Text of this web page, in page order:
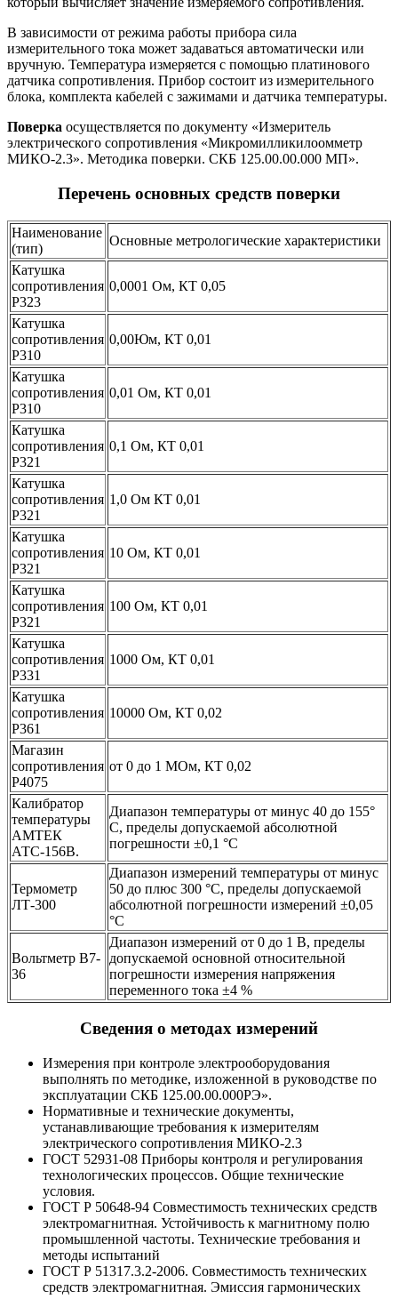
В зависимости от режима работы прибора сила
измерительного тока может задаваться автоматически или
вручную. Температура измеряется с помощью платинового
датчика сопротивления. Прибор состоит из измерительного
блока, комплекта кабелей с зажимами и датчика температуры.
Поверка осуществляется по документу «Измеритель
электрического сопротивления «Микромилликилоомметр
МИКО-2.3». Методика поверки. СКБ 125.00.00.000 МП».
Перечень основных средств поверки
Наименование
(тип)
Основные метрологические характеристики
Катушка
сопротивления
Р323
0,0001 Ом, КТ 0,05
Катушка
сопротивления
Р310
0,00Юм, КТ 0,01
Катушка
сопротивления
Р310
0,01 Ом, КТ 0,01
Катушка
сопротивления
Р321
0,1 Ом, КТ 0,01
Катушка
сопротивления
Р321
1,0 Ом КТ 0,01
Катушка
сопротивления
Р321
10 Ом, КТ 0,01
Катушка
сопротивления
Р321
100 Ом, КТ 0,01
Катушка
сопротивления
Р331
1000 Ом, КТ 0,01
Катушка
сопротивления
Р361
10000 Ом, КТ 0,02
Магазин
сопротивления
Р4075
от 0 до 1 МОм, КТ 0,02
Калибратор
температуры
АМТЕК
АТС-156В.
Диапазон температуры от минус 40 до 155°
С, пределы допускаемой абсолютной
погрешности ±0,1 °С
Термометр
ЛТ-300
Диапазон измерений температуры от минус
50 до плюс 300 °С, пределы допускаемой
абсолютной погрешности измерений ±0,05
°С
Вольтметр В7-
36
Диапазон измерений от 0 до 1 В, пределы
допускаемой основной относительной
погрешности измерения напряжения
переменного тока ±4 %
Сведения о методах измерений
Измерения при контроле электрооборудования
выполнять по методике, изложенной в руководстве по
эксплуатации СКБ 125.00.00.000РЭ».
Нормативные и технические документы,
устанавливающие требования к измерителям
электрического сопротивления МИКО-2.3
ГОСТ 52931-08 Приборы контроля и регулирования
технологических процессов. Общие технические
условия.
ГОСТ Р 50648-94 Совместимость технических средств
электромагнитная. Устойчивость к магнитному полю
промышленной частоты. Технические требования и
методы испытаний
ГОСТ Р 51317.3.2-2006. Совместимость технических
средств электромагнитная. Эмиссия гармонических